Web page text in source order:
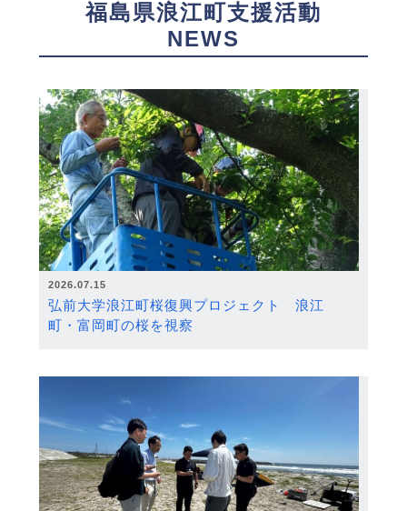
福島県浪江町支援活動
NEWS
2026.07.15
弘前大学浪江町桜復興プロジェクト 浪江
町・富岡町の桜を視察